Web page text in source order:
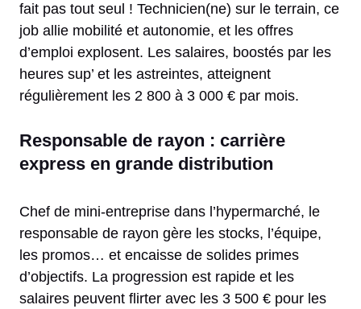
fait pas tout seul ! Technicien(ne) sur le terrain, ce
job allie mobilité et autonomie, et les offres
d’emploi explosent. Les salaires, boostés par les
heures sup’ et les astreintes, atteignent
régulièrement les 2 800 à 3 000 € par mois.
Responsable de rayon : carrière
express en grande distribution
Chef de mini-entreprise dans l’hypermarché, le
responsable de rayon gère les stocks, l’équipe,
les promos… et encaisse de solides primes
d’objectifs. La progression est rapide et les
salaires peuvent flirter avec les 3 500 € pour les